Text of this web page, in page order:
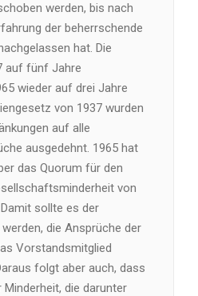
werden, bis nach
der beherrschende
hat. Die
auf fünf Jahre
wieder auf drei Jahre
von 1937 wurden
auf alle
ausgedehnt. 1965 hat
das Quorum für den
von
sollte es der
die Ansprüche der
Vorstandsmitglied
folgt aber auch, dass
die darunter